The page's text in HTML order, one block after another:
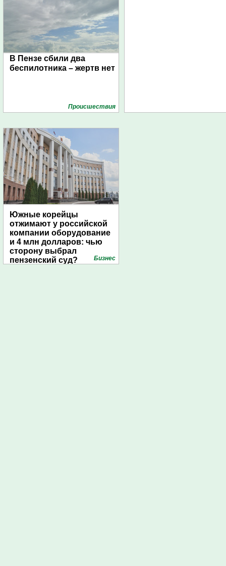
В Пензе сбили два
беспилотника – жертв нет
Проиcшествия
Южные корейцы
отжимают у российской
компании оборудование
и 4 млн долларов: чью
сторону выбрал
пензенский суд?
Бизнес